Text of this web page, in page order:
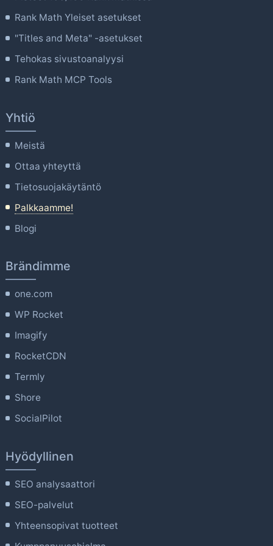
Rank Math Yleiset asetukset
"Titles and Meta" -asetukset
Tehokas sivustoanalyysi
Rank Math MCP Tools
Yhtiö
Meistä
Ottaa yhteyttä
Tietosuojakäytäntö
Palkkaamme!
Blogi
Brändimme
one.com
WP Rocket
Imagify
RocketCDN
Termly
Shore
SocialPilot
Hyödyllinen
SEO analysaattori
SEO-palvelut
Yhteensopivat tuotteet